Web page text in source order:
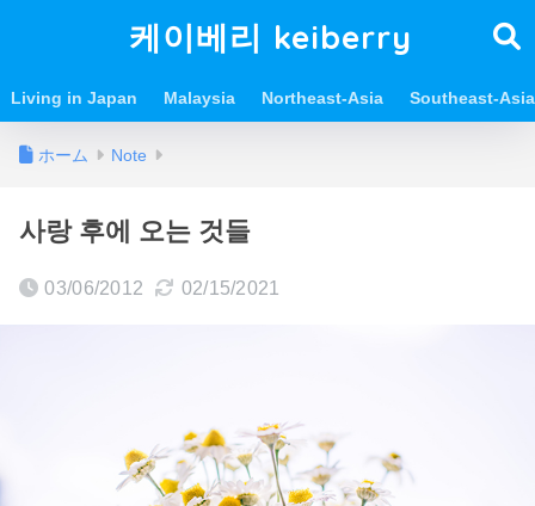
케이베리 keiberry
Living in Japan Malaysia Northeast-Asia Southeast-Asia
ホーム Note
사랑 후에 오는 것들
03/06/2012 02/15/2021